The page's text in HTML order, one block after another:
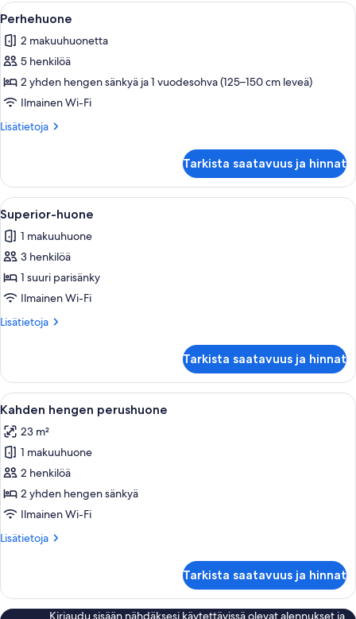
Avaa
kaikki
huonetyypin
Perhehuone
kuvat
Hotellihuone, jossa on sänky, tuoli,
6
Perhehuone
2 makuuhuonetta
5 henkilöä
2 yhden hengen sänkyä ja 1 vuodesohva (125–150 cm leveä)
Ilmainen Wi-Fi
Lisätietoja
Lisätietoja
Tarkista saatavuus ja hinnat
Avaa
kaikki
huonetyypin
Superior-
huone
kuvat
Henkilö istuu sängyllä, ja hänen
5
Superior-huone
1 makuuhuone
3 henkilöä
1 suuri parisänky
Ilmainen Wi-Fi
Lisätietoja
Lisätietoja
Tarkista saatavuus ja hinnat
Avaa
kaikki
huonetyypin
Kahden
hengen
perushuone
kuvat
Hotellihuone, jossa on sänky, tuoli,
4
Kahden hengen perushuone
23 m²
1 makuuhuone
2 henkilöä
2 yhden hengen sänkyä
Ilmainen Wi-Fi
Lisätietoja
Lisätietoja
perushuone
Tarkista saatavuus ja hinnat
Kirjaudu sisään nähdäksesi käytettävissä olevat alennukset ja